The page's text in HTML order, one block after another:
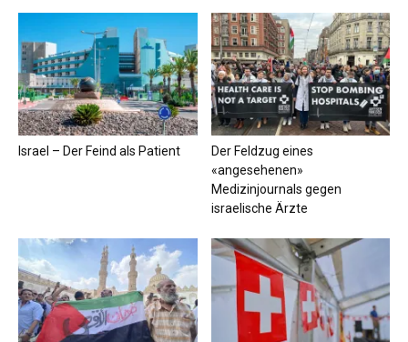
Israel – Der Feind als Patient
Der Feldzug eines
«angesehenen»
Medizinjournals gegen
israelische Ärzte